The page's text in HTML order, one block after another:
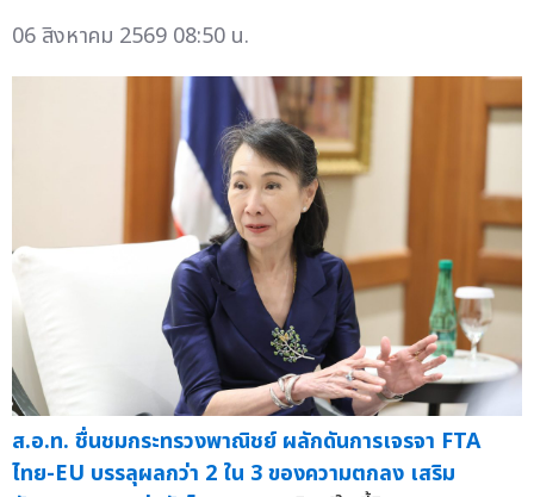
06 สิงหาคม 2569 08:50 น.
ส.อ.ท. ชื่นชมกระทรวงพาณิชย์ ผลักดันการเจรจา FTA
ไทย-EU บรรลุผลกว่า 2 ใน 3 ของความตกลง เสริม